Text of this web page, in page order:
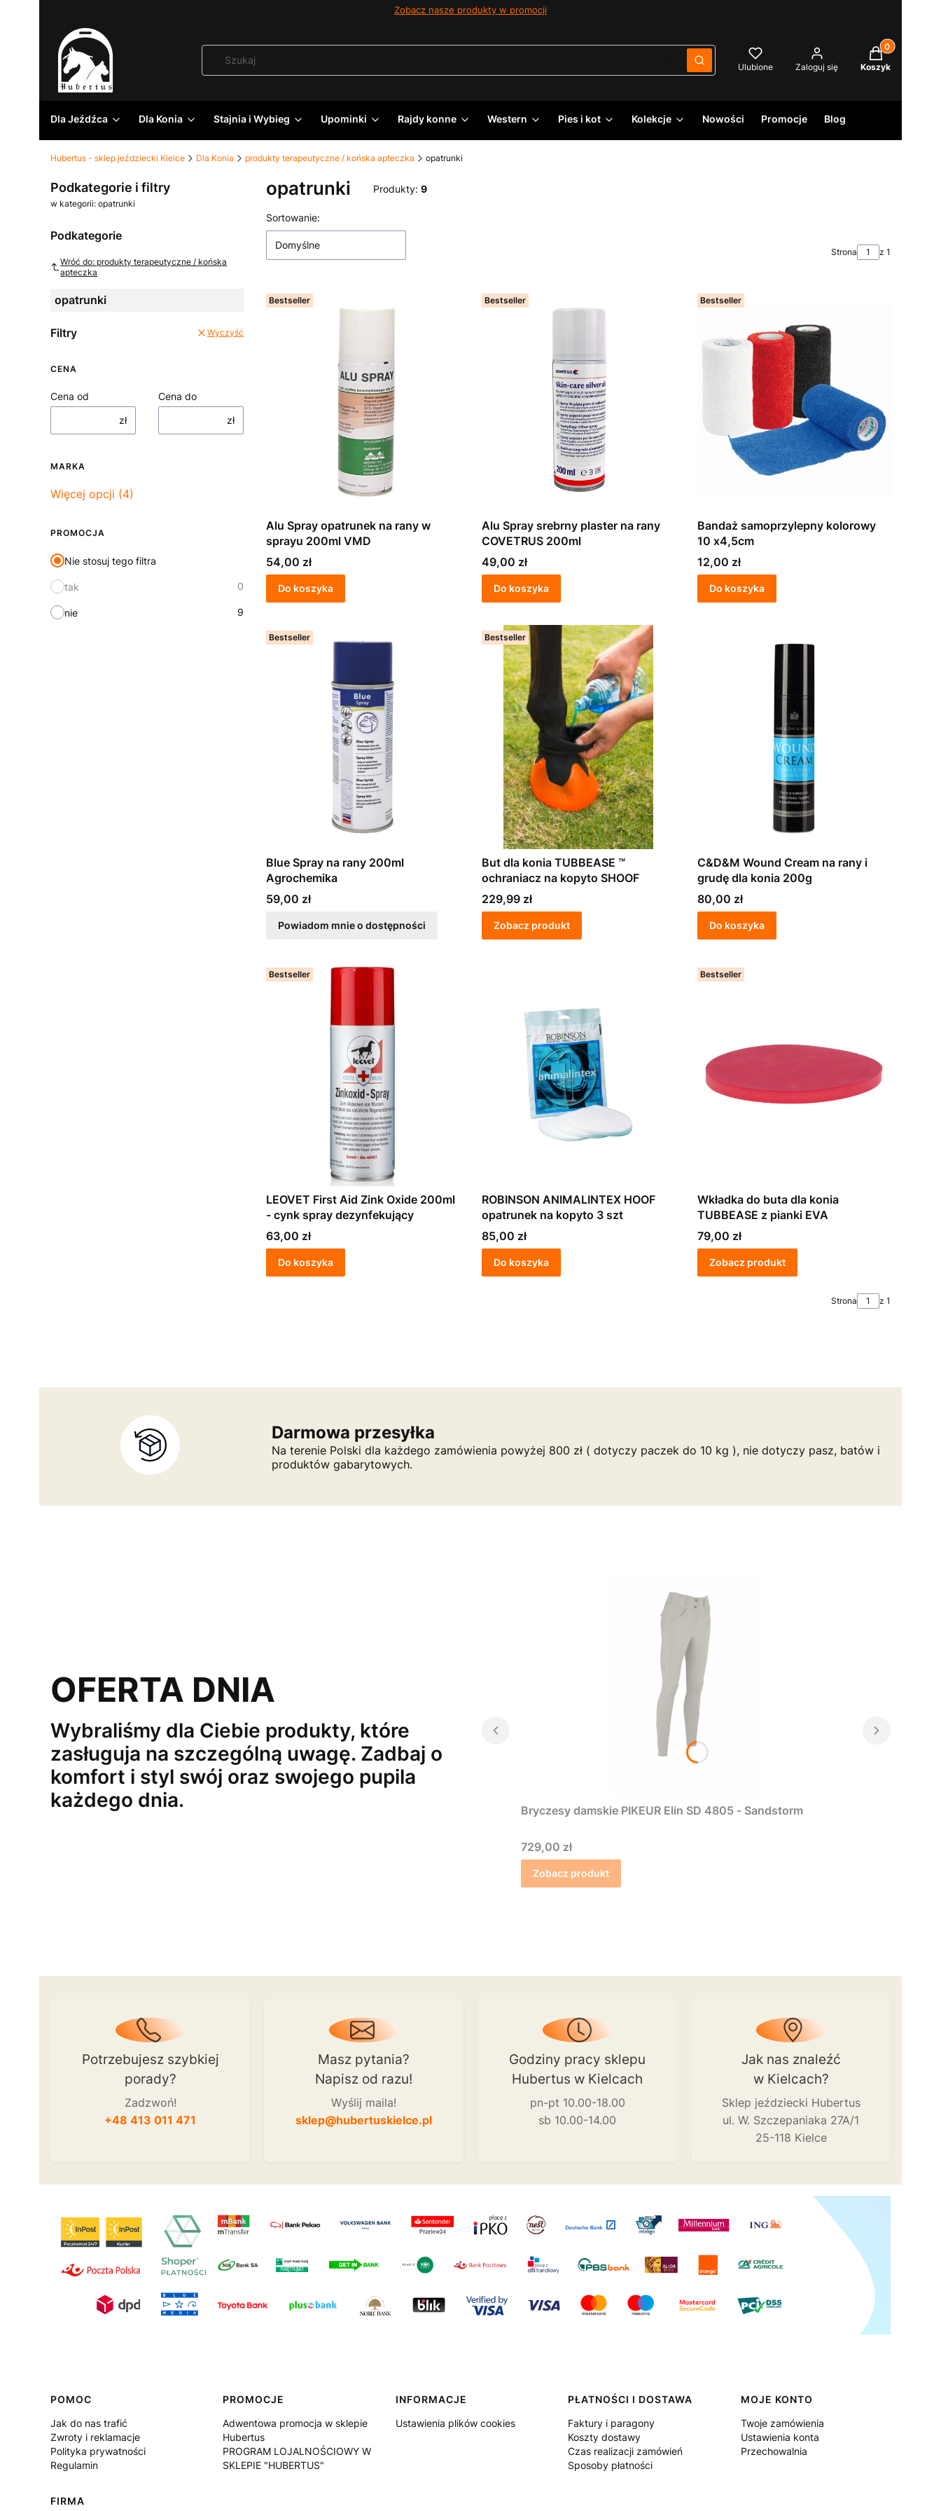
Zobacz nasze produkty w promocji
WyczyśćSzukaj Ulubione Zaloguj się
Produkty w
Koszyk
Dla Jeźdźca Dla Konia Stajnia i Wybieg Upominki Rajdy konne Western Pies i kot Kolekcje Nowości Promocje Blog
Hubertus - sklep jeździecki Kielce Dla Konia produkty terapeutyczne / końska apteczka opatrunki
Podkategorie i filtry
w kategorii: opatrunki
Podkategorie
Wróć do: produkty terapeutyczne / końska
apteczka
opatrunki
Filtry Wyczyść
CENA
Cena od
zł
Cena do
zł
MARKA
Marka
Więcej opcji (4)
PROMOCJA
Nie stosuj tego filtra
tak 0
nie 9
opatrunki Produkty: 9
Lista produktów
Sortowanie:
Domyślne
Strona z 1
Bestseller
Alu Spray opatrunek na rany w
sprayu 200ml VMD
Cena
54,00 zł
Do koszyka
Bestseller
Alu Spray srebrny plaster na rany
COVETRUS 200ml
Cena
49,00 zł
Do koszyka
Bestseller
Bandaż samoprzylepny kolorowy
10 x4,5cm
Cena
12,00 zł
Do koszyka
Bestseller
Blue Spray na rany 200ml
Agrochemika
Cena
59,00 zł
Powiadom mnie o dostępności
Bestseller
But dla konia TUBBEASE ™
ochraniacz na kopyto SHOOF
Cena
229,99 zł
Zobacz produkt
C&D&M Wound Cream na rany i
grudę dla konia 200g
Cena
80,00 zł
Do koszyka
Bestseller
LEOVET First Aid Zink Oxide 200ml
- cynk spray dezynfekujący
Cena
63,00 zł
Do koszyka
ROBINSON ANIMALINTEX HOOF
opatrunek na kopyto 3 szt
Cena
85,00 zł
Do koszyka
Bestseller
Wkładka do buta dla konia
TUBBEASE z pianki EVA
Cena
79,00 zł
Zobacz produkt
Strona z 1
Darmowa przesyłka
Na terenie Polski dla każdego zamówienia powyżej 800 zł ( dotyczy paczek do 10 kg ), nie dotyczy pasz, batów i
produktów gabarytowych.
OFERTA DNIA
Wybraliśmy dla Ciebie produkty, które
zasługuja na szczególną uwagę. Zadbaj o
komfort i styl swój oraz swojego pupila
każdego dnia.
Bryczesy damskie PIKEUR Elin SD 4805 - Sandstorm
Cena
729,00 zł
Zobacz produkt
Potrzebujesz szybkiej
porady?
Zadzwoń!
+48 413 011 471
Masz pytania?
Napisz od razu!
Wyślij maila!
sklep@hubertuskielce.pl
Godziny pracy sklepu
Hubertus w Kielcach
pn-pt 10.00-18.00
sb 10.00-14.00
Jak nas znaleźć
w Kielcach?
Sklep jeździecki Hubertus
ul. W. Szczepaniaka 27A/1
25-118 Kielce
Linki w stopce
POMOC
Jak do nas trafić
Zwroty i reklamacje
Polityka prywatności
Regulamin
PROMOCJE
Adwentowa promocja w sklepie
Hubertus
PROGRAM LOJALNOŚCIOWY W
SKLEPIE "HUBERTUS"
INFORMACJE
Ustawienia plików cookies
PŁATNOŚCI I DOSTAWA
Faktury i paragony
Koszty dostawy
Czas realizacji zamówień
Sposoby płatności
MOJE KONTO
Twoje zamówienia
Ustawienia konta
Przechowalnia
FIRMA